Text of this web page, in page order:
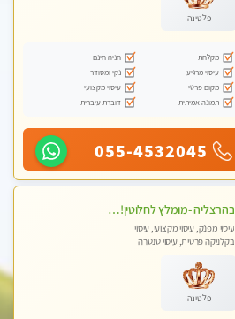
פלטינה
מקלחת
חניה חינם
עיסוי מרגיע
נקי ומסודר
מקום פרטי
עיסוי מקצועי
תמונה אמיתית
דוברת עיברית
055-4532045
בהרצליה -מומלץ לחלוטין!!כל סוגי העיסויים מעסה מקצועית ואיכותית פרטי!! אירוח ברמה אחרת ...כולל שתיה חמה/קרה + בקבוק מים
עיסוי מפנק, עיסוי מקצועי, עיסוי
בקלניקה פרטית, עיסוי טנטרה
פלטינה